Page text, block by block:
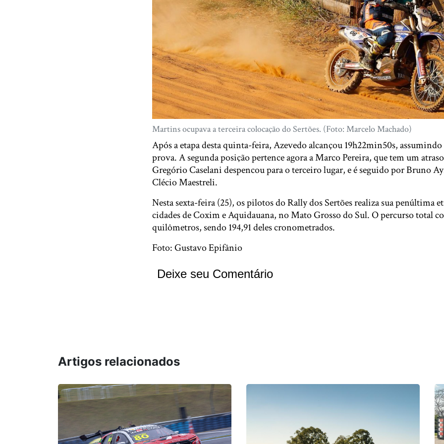
Martins ocupava a terceira colocação do Sertões. (Foto: Marcelo Machado)
Após a etapa desta quinta-feira, Azevedo alcançou 19h22min50s,
prova. A segunda posição pertence agora a Marco Pereira, que tem um
Gregório Caselani despencou para o terceiro lugar, e é seguido por Bruno
Clécio Maestreli.
Nesta sexta-feira (25), os pilotos do Rally dos Sertões realiza sua penúltima
cidades de Coxim e Aquidauana, no Mato Grosso do Sul. O percurso total
quilômetros, sendo 194,91 deles cronometrados.
Foto: Gustavo Epifânio
Deixe seu Comentário
Artigos relacionados